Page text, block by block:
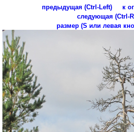
предыдущая (Ctrl-Left)
к
следующая (Ctrl-
размер (S или левая